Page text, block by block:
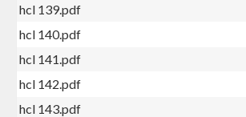
hcl 139.pdf
hcl 140.pdf
hcl 141.pdf
hcl 142.pdf
hcl 143.pdf